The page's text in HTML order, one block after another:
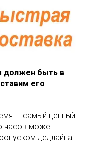
должен быть в
его
— самый ценный
часов может
дедлайна